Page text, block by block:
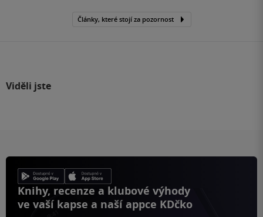
Články, které stojí za pozornost
Viděli jste
Knihy, recenze a klubové výhody
ve vaší kapse a naší appce KDčko